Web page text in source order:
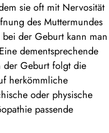
sie oft mit Nervosität
des Muttermundes
der Geburt kann man
dementsprechende
Geburt folgt die
herkömmliche
oder physische
passende